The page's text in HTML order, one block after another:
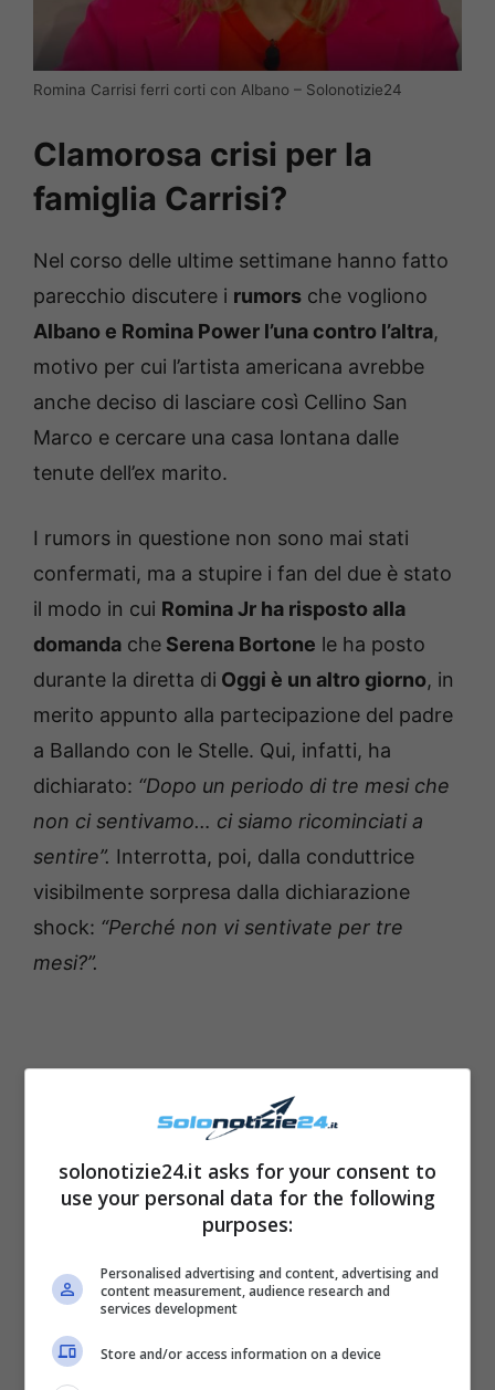
Romina Carrisi ferri corti con Albano – Solonotizie24
Clamorosa crisi per la
famiglia Carrisi?
Nel corso delle ultime settimane hanno fatto
parecchio discutere i rumors che vogliono
Albano e Romina Power l’una contro l’altra,
motivo per cui l’artista americana avrebbe
anche deciso di lasciare così Cellino San
Marco e cercare una casa lontana dalle
tenute dell’ex marito.
I rumors in questione non sono mai stati
confermati, ma a stupire i fan del due è stato
il modo in cui Romina Jr ha risposto alla
domanda che Serena Bortone le ha posto
durante la diretta di Oggi è un altro giorno, in
merito appunto alla partecipazione del padre
a Ballando con le Stelle. Qui, infatti, ha
dichiarato: “Dopo un periodo di tre mesi che
non ci sentivamo… ci siamo ricominciati a
sentire”. Interrotta, poi, dalla conduttrice
visibilmente sorpresa dalla dichiarazione
shock: “Perché non vi sentivate per tre
mesi?”.
solonotizie24.it asks for your consent to
use your personal data for the following
purposes:
Personalised advertising and content, advertising and
content measurement, audience research and
services development
Store and/or access information on a device